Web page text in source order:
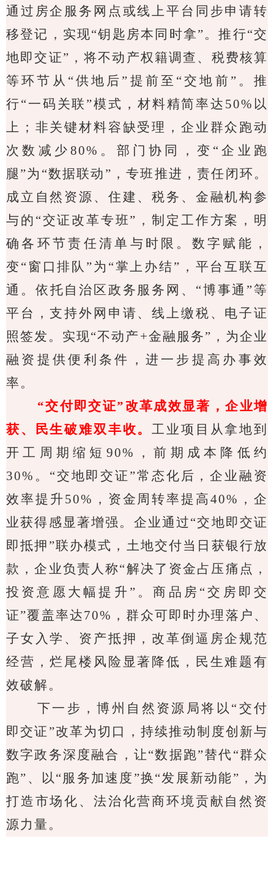
通过房企服务网点或线上平台同步申请转
移登记，实现“钥匙房本同时拿”。推行“交
地即交证”，将不动产权籍调查、税费核算
等环节从“供地后”提前至“交地前”。推
行“一码关联”模式，材料精简率达 50% 以
上；非关键材料容缺受理，企业群众跑动
次数减少80% 。部门协同，变“企业跑
腿”为“数据联动”，专班推进，责任闭环。
成立自然资源、住建、税务、金融机构参
与的“交证改革专班”，制定工作方案，明
确各环节责任清单与时限。数字赋能，
变“窗口排队”为“掌上办结”，平台互联互
通。依托自治区政务服务网、“博事通”等
平台，支持外网申请、线上缴税、电子证
照签发。实现“不动产+金融服务”，为企业
融资提供便利条件，进一步提高办事效
率。
“交付即交证”改革成效显著，企业增
获、民生破难双丰收。工业项目从拿地到
开工周期缩短 90%
，前期成本降低约
30% 。“交地即交证”常态化后，企业融资
效率提升50% ，资金周转率提高40% ，企
业获得感显著增强。企业通过“交地即交证
即抵押”联办模式，土地交付当日获银行放
款，企业负责人称“解决了资金占压痛点，
投资意愿大幅提升”。商品房“交房即交
证”覆盖率达70% ，群众可即时办理落户、
子女入学、资产抵押，改革倒逼房企规范
经营，烂尾楼风险显著降低，民生难题有
效破解。
下一步，博州自然资源局将以“交付
即交证”改革为切口，持续推动制度创新与
数字政务深度融合，让“数据跑”替代“群众
跑”、以“服务加速度”换“发展新动能”，为
打造市场化、法治化营商环境贡献自然资
源力量。